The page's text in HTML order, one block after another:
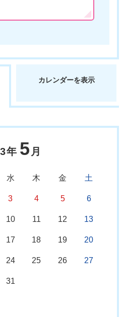
カレンダーを表示
年 5 月
水 木 金 土
3 4 5 6
10 11 12 13
17 18 19 20
24 25 26 27
31